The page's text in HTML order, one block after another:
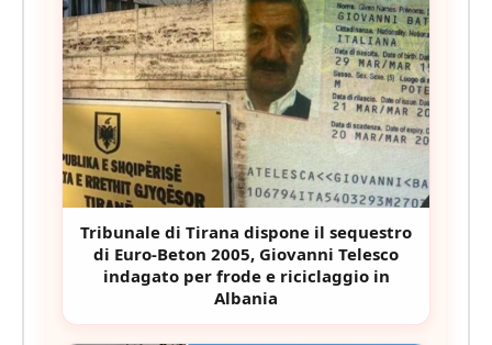
Tribunale di Tirana dispone il sequestro
di Euro-Beton 2005, Giovanni Telesco
indagato per frode e riciclaggio in
Albania